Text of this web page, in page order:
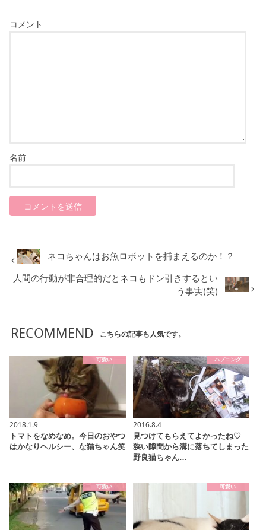
コメント
名前
ネコちゃんはお魚ロボットを捕まえるのか！？
人間の行動が非合理的だとネコもドン引きするとい
う事実(笑)
RECOMMEND こちらの記事も人気です。
可愛い
2018.1.9
トマトをなめなめ。今日のおやつ
はかなりヘルシー、な猫ちゃん笑
ハプニング
2016.8.4
見つけてもらえてよかったね♡
狭い隙間から溝に落ちてしまった
野良猫ちゃん…
可愛い 可愛い